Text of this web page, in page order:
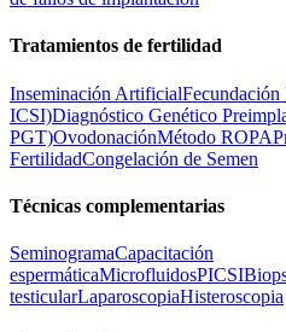
Tratamientos de fertilidad
Inseminación Artificial
ICSI)Diagnóstico Genético
PGT)OvodonaciónMétodo ROPA
FertilidadCongelación de Semen
Técnicas complementarias
SeminogramaCapacitación
espermáticaMicrofluidosPICSI
testicularLaparoscopiaHisteroscopia